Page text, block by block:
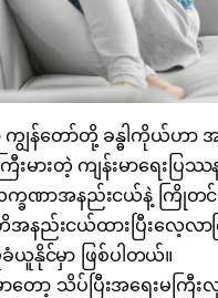
ျွန်တော်တို့ ခန္ဓါကိုယ်ဟာ
ြီးမားတဲ့ကျန်းမာရေးပြ
လက္ခဏာအနည်းငယ်နဲ့ ကြိုတ
နည်းငယ်ထားပြီးလေ့လာက
ယူနိုင်မှာ ဖြစ်ပါတယ်။
မှာတော့ သိပ်ပြီးအရေးမက